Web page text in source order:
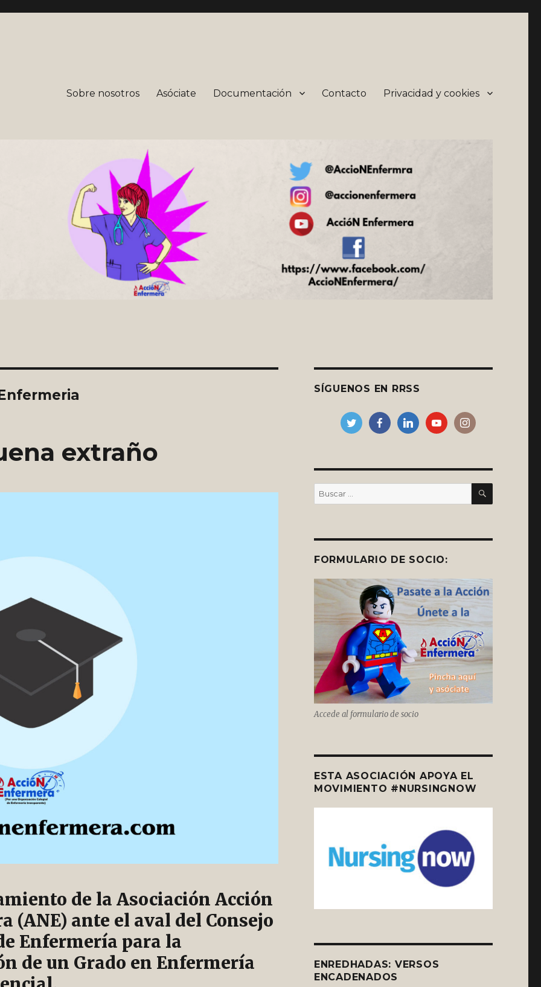
Sobre nosotros Asóciate Documentación Contacto Privacidad y cookies
extraño
de la Asociación Acción
(ANE) ante el aval del Consejo
Enfermería para la
de un Grado en Enfermería
SÍGUENOS EN RRSS
Buscar
por:
BUSCAR
FORMULARIO DE SOCIO:
Accede al formulario de socio
ESTA ASOCIACIÓN APOYA EL
MOVIMIENTO #NURSINGNOW
ENREDHADAS: VERSOS
ENCADENADOS